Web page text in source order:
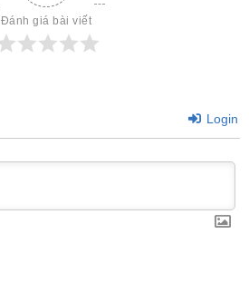
Đánh giá bài viết
Login